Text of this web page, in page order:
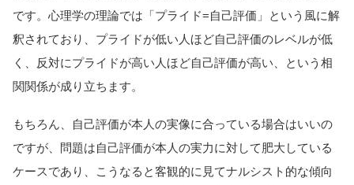
です。心理学の理論では「プライド=自己評価」という風に解
釈されており、プライドが低い人ほど自己評価のレベルが低
く、反対にプライドが高い人ほど自己評価が高い、という相
関関係が成り立ちます。
もちろん、自己評価が本人の実像に合っている場合はいいの
ですが、問題は自己評価が本人の実力に対して肥大している
ケースであり、こうなると客観的に見てナルシスト的な傾向